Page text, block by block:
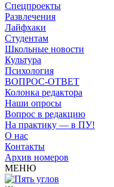
Спецпроекты
Развлечения
Лайфхаки
Студентам
Школьные новости
Культура
Психология
ВОПРОС-ОТВЕТ
Колонка редактора
Наши опросы
Вопрос в редакцию
На практику — в ПУ!
О нас
Контакты
Архив номеров
МЕНЮ